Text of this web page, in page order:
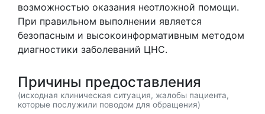
возможностью оказания неотложной помощи.
При правильном выполнении является
безопасным и высокоинформативным методом
диагностики заболеваний ЦНС.
Причины предоставления
(исходная клиническая ситуация, жалобы пациента,
которые послужили поводом для обращения)